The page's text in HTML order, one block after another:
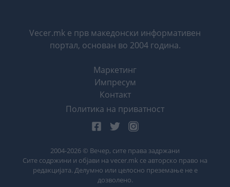
Vecer.mk е прв македонски информативен
портал, основан во 2004 година.
Маркетинг
Импресум
Контакт
Политика на приватност
2004-2026 © Вечер, сите права задржани
Сите содржини и објави на vecer.mk се авторско право на
редакцијата. Делумно или целосно преземање не е
дозволено.